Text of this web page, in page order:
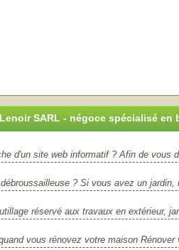
SARL - négoce spécialisé en
d'un site web informatif ? Afin de vous
? Si vous avez un jardin,
réservé aux travaux en extérieur,
vous rénovez votre maison